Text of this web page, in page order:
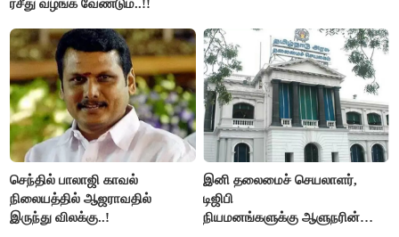
ரசீது வழங்க வேண்டும்..!!
செந்தில் பாலாஜி காவல்
நிலையத்தில் ஆஜராவதில்
இருந்து விலக்கு..!
இனி தலைமைச் செயலாளர்,
டிஜிபி
நியமனங்களுக்கு ஆளுநரின்